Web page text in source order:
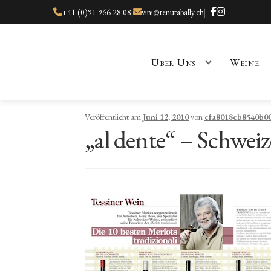
+41 (0)91 966 28 08| vini@tenutabally.ch|
Über Uns Weine
Veröffentlicht am Juni 12, 2010von
„al dente“ –